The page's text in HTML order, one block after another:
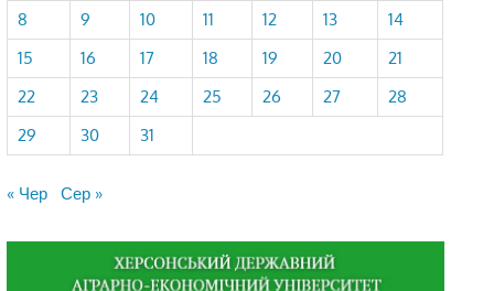
8
9 10 11 12 13
14
15
16 17 18 19 20
21
22
23 24 25 26 27
28
29
30 31
« Чер Сер »